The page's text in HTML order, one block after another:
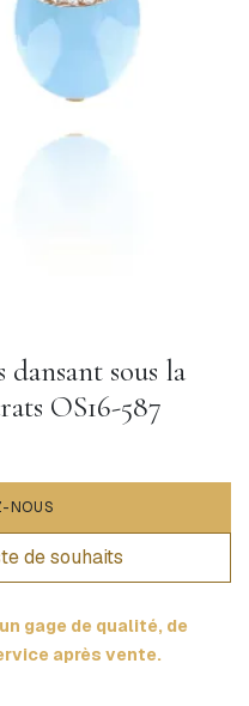
sous la
OS16-587
NOUS
de souhaits
gage de qualité, de
après vente.